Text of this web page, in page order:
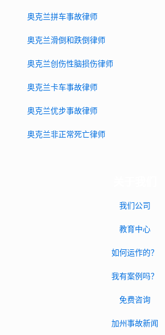
奥克兰拼车事故律师
奥克兰滑倒和跌倒律师
奥克兰创伤性脑损伤律师
奥克兰卡车事故律师
奥克兰优步事故律师
奥克兰非正常死亡律师
我们公司
教育中心
如何运作的？
我有案例吗？
免费咨询
加州事故新闻